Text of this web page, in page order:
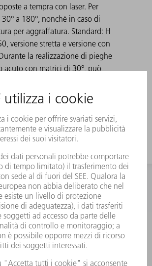
a tempra con laser. Per
a 180°, nonché in caso di
per aggraffatura. Standard: H
versione stretta e versione con
la realizzazione di pieghe
acuto con matrici di 30°, può
nella matrice. Gli ausili di
TRUMPF risolvono questo
INFORMAZIONE
Domande frequenti
generali di contratto
CONTATTO
RICAMBI TRUMPF ITALIA
a venerdì: 08:30 – 18:00